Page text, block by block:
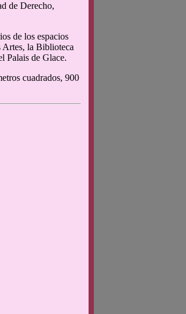
de Derecho,
de los espacios
Artes, la Biblioteca
Palais de Glace.
cuadrados, 900